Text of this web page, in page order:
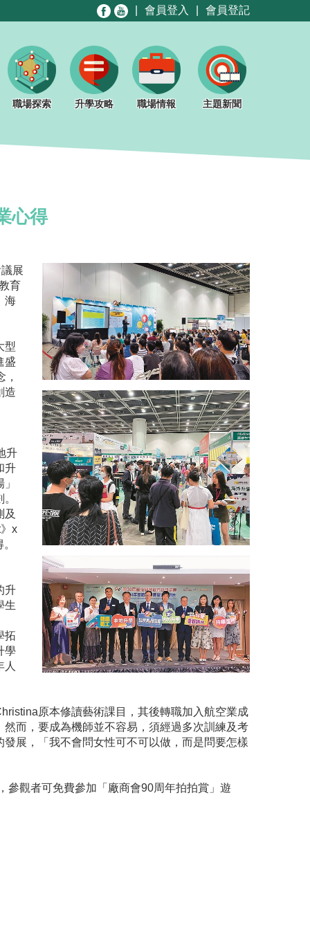
會員登入 會員登記
職場探索 升學攻略 職場情報 主題新聞
心得
展
育
海
型
盛
造
升
升
及
x
升
生
拓
學
人
原本修讀藝術課目，其後轉職加入航空業成
而，要成為機師並不容易，須經過多次訓練及考
展，「我不會問女性可不可以做，而是問要怎樣
參觀者可免費參加「廠商會90周年拍拍賞」遊